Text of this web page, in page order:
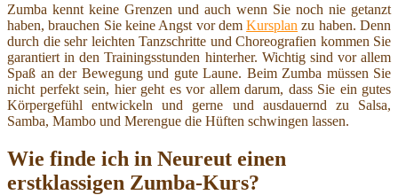
Zumba kennt keine Grenzen und auch wenn Sie noch nie getanzt
haben, brauchen Sie keine Angst vor demKursplan zu haben. Denn
durch die sehr leichten Tanzschritte und Choreografien kommen Sie
garantiert in den Trainingsstunden hinterher. Wichtig sind vor allem
Spaß an der Bewegung und gute Laune. Beim Zumba müssen Sie
nicht perfekt sein, hier geht es vor allem darum, dass Sie ein gutes
Körpergefühl entwickeln und gerne und ausdauernd zu Salsa,
Samba, Mambo und Merengue die Hüften schwingen lassen.
Wie finde ich in Neureut einen
erstklassigen Zumba-Kurs?